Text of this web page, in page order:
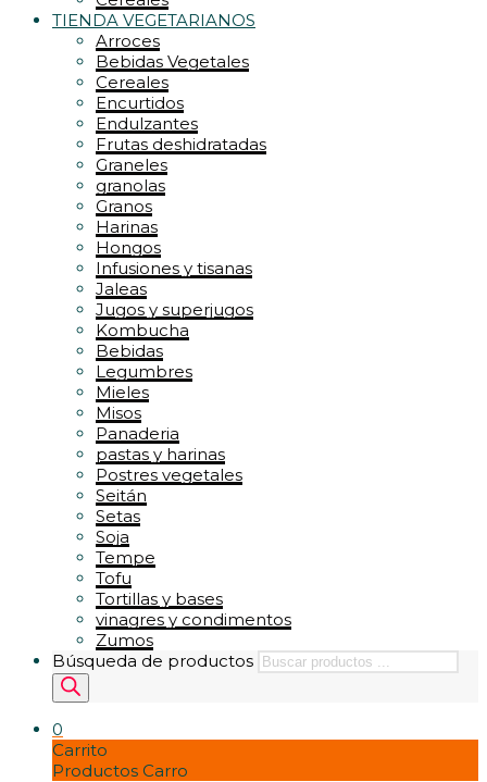
TIENDA VEGETARIANOS
Arroces
Bebidas Vegetales
Cereales
Encurtidos
Endulzantes
Frutas deshidratadas
Graneles
granolas
Granos
Harinas
Hongos
Infusiones y tisanas
Jaleas
Jugos y superjugos
Kombucha
Bebidas
Legumbres
Mieles
Misos
Panaderia
pastas y harinas
Postres vegetales
Seitán
Setas
Soja
Tempe
Tofu
Tortillas y bases
vinagres y condimentos
Zumos
Búsqueda de productos
0
Carrito
Productos Carro